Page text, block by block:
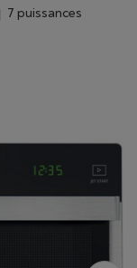
7 puissances